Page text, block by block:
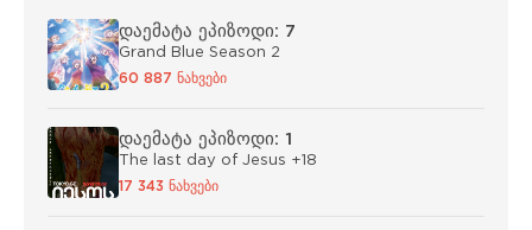
დაემატა ეპიზოდი: 7
Grand Blue Season 2
60 887 ნახვები
დაემატა ეპიზოდი: 1
The last day of Jesus +18
17 343 ნახვები